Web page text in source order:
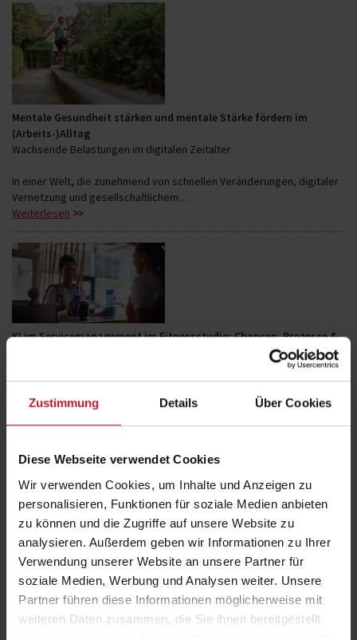
Zustimmung Details Über Cookies
Diese Webseite verwendet Cookies
Wir verwenden Cookies, um Inhalte und Anzeigen zu
personalisieren, Funktionen für soziale Medien anbieten
zu können und die Zugriffe auf unsere Website zu
analysieren. Außerdem geben wir Informationen zu Ihrer
Verwendung unserer Website an unsere Partner für
soziale Medien, Werbung und Analysen weiter. Unsere
Partner führen diese Informationen möglicherweise mit
weiteren Daten zusammen, die Sie ihnen bereitgestellt
Mentale Gesundheit stärken und mentale Stärke fördern im
(Arbeits-)Alltag
Wachsende Belastungen im digitalen Zeitalter
In einer Welt, die zunehmend von schnellen Veränderungen, digitaler
Vernetzung und gesellschaftlichem…
Weiterlesen
KI im Servicemanagement im Fitnessstudio: Chancen, Prozesse &
Wie KI-Agenten das Servicemanagement im Fitnessstudio verändern:
bessere Erreichbarkeit, weniger Wartezeit, automatisierte Prozesse
und neue Chancen…
Stressbewältigung und Entspannung als Teil der
Gesundheitswissenschaft
Stress im beruflichen Kontext gehört für viele zum Alltag.
Entscheidend ist nicht, Belastung vollständig zu vermeiden, sondern
frühzeitig kleine…
Weiterlesen